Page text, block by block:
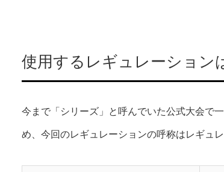
使用するレギュレーション
今まで「シリーズ」と呼んでいた公式大会で
め、今回のレギュレーションの呼称はレギュ